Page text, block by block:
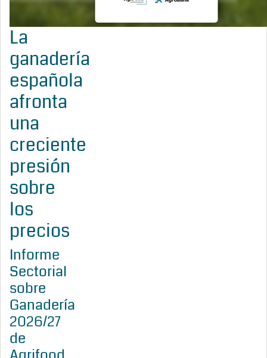
La
ganadería
española
afronta
una
creciente
presión
sobre
los
precios
Informe
Sectorial
sobre
Ganadería
2026/27
de